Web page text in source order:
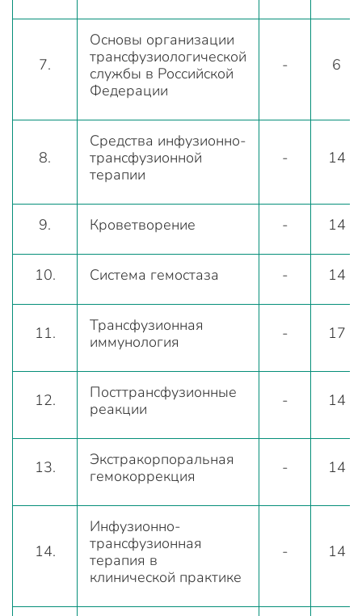
7.
Основы организации
трансфузиологической
службы в Российской
Федерации
- 6
8.
Средства инфузионно-
трансфузионной
терапии
- 14
9. Кроветворение - 14
10. Система гемостаза - 14
11.
Трансфузионная
иммунология
- 17
12.
Посттрансфузионные
реакции
- 14
13.
Экстракорпоральная
гемокоррекция
- 14
14.
Инфузионно-
трансфузионная
терапия в
клинической практике
- 14